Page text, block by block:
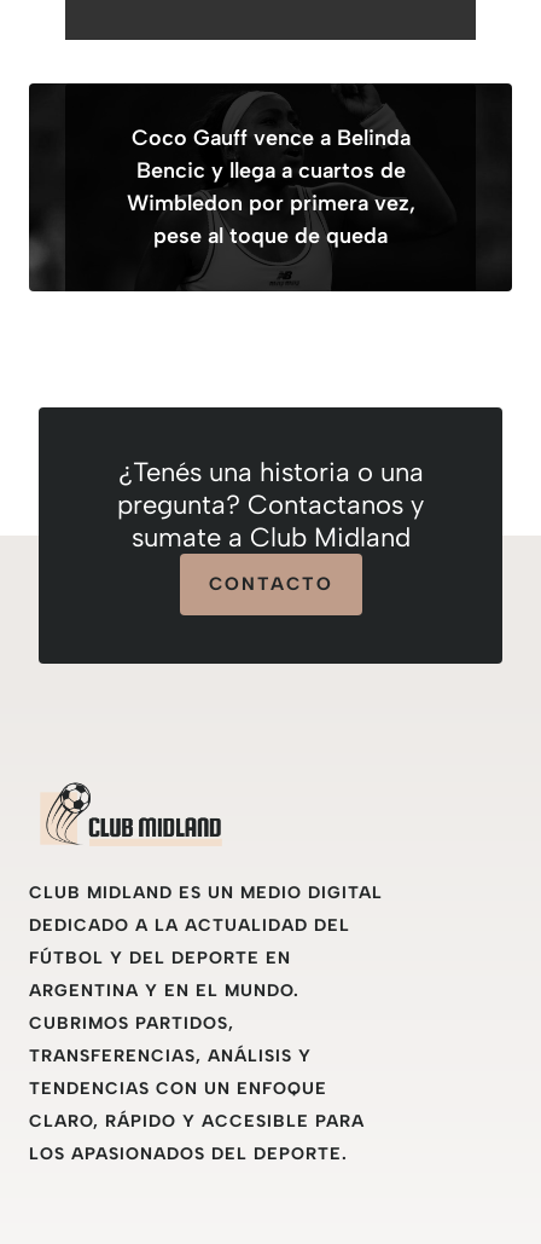
Coco Gauff vence a Belinda
Bencic y llega a cuartos de
Wimbledon por primera vez,
pese al toque de queda
¿Tenés una historia o una
pregunta? Contactanos y
sumate a Club Midland
CONTACTO
CLUB MIDLAND ES UN MEDIO DIGITAL
DEDICADO A LA ACTUALIDAD DEL
FÚTBOL Y DEL DEPORTE EN
ARGENTINA Y EN EL MUNDO.
CUBRIMOS PARTIDOS,
TRANSFERENCIAS, ANÁLISIS Y
TENDENCIAS CON UN ENFOQUE
CLARO, RÁPIDO Y ACCESIBLE PARA
LOS APASIONADOS DEL DEPORTE.